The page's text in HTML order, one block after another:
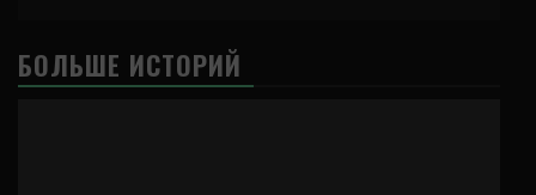
БОЛЬШЕ ИСТОРИЙ